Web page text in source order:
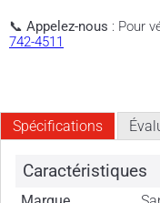
📞 Appelez-nous : Pour
742-4511
Spécifications
Caractéristiques